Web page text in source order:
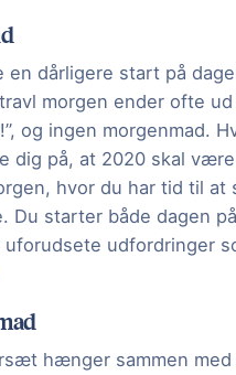
en dårligere start på
morgen ender ofte
og ingen morgenmad.
dig på, at 2020 skal
hvor du har tid til
Du starter både dagen
udfordringer
hænger sammen